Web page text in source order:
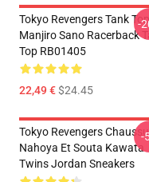
Tokyo Revengers Tank
Manjiro Sano Racerback
Top RB01405
22,49 €$24.45
-
Tokyo Revengers
Nahoya Et Souta Kawata
Twins Jordan Sneakers
-